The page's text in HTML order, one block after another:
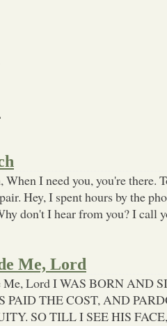
When I need you, you're there.
Hey, I spent hours by the
don't I hear from you? I call
Me, Lord
Me, Lord I WAS BORN AND
PAID THE COST, AND
SO TILL I SEE HIS